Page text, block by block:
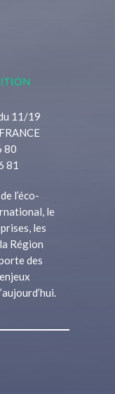
11/19
80
81
l’éco-
le
les
Région
des